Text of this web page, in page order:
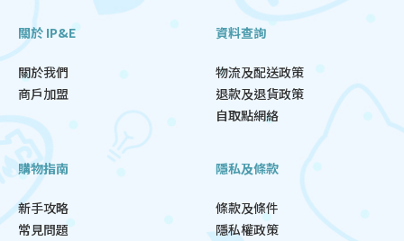
關於 IP&E
關於我們
商戶加盟
資料查詢
物流及配送政策
退款及退貨政策
自取點網絡
購物指南
新手攻略
常見問題
隱私及條款
條款及條件
隱私權政策